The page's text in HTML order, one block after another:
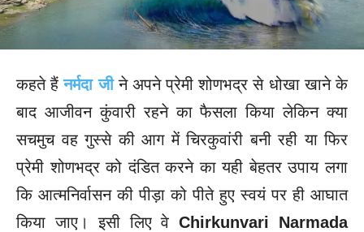
कहते हैंनर्मदा जी ने अपने प्रेमी शोणभद्र से धोखा खाने के
बाद आजीवन कुंवारी रहने का फैसला किया लेकिन क्या
सचमुच वह गुस्से की आग में चिरकुवांरी बनी रही या फिर
प्रेमी शोणभद्र को दंडित करने का यही बेहतर उपाय लगा
कि आत्मनिर्वासन की पीड़ा को पीते हुए स्वयं पर ही आघात
किया जाए। इसी लिए वेChirkunvari Narmada